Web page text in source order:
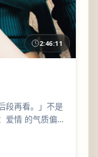
2:46:11
段再看。」不是
爱情 的气质偏